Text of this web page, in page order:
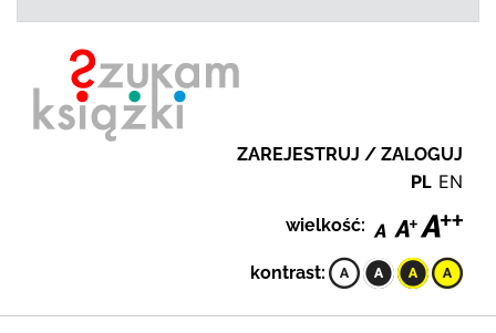
ZAREJESTRUJ / ZALOGUJ
PL EN
wielkość:
kontrast: